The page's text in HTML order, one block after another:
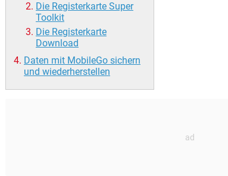
Die Registerkarte Super
Toolkit
Die Registerkarte
Download
Daten mit MobileGo sichern
und wiederherstellen